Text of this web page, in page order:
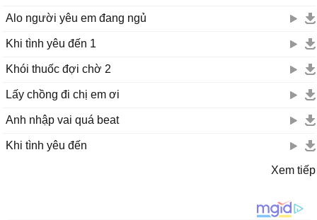
Alo người yêu em đang ngủ
Khi tình yêu đến 1
Khói thuốc đợi chờ 2
Lấy chồng đi chị em ơi
Anh nhập vai quá beat
Khi tình yêu đến
Xem tiếp